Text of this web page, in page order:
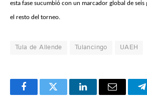
esta fase sucumbió con un marcador global de seis
el resto del torneo.
Tula de Allende Tulancingo UAEH
FacebookTwitter LinkedInEmail